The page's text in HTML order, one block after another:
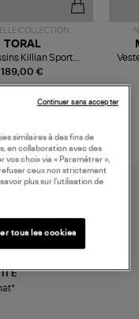
COLLECTION
189,00 €
TORAL
Killian Sport
Mousse
similaires à des fins de
en collaboration avec des
choix via « Paramétrer »,
refuser ceux non strictement
plus sur l’utilisation de
tous les cookies
Continuer sans accepter